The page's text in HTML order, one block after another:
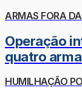
ARMAS FORA
Operação
quatro
HUMILHAÇÃO